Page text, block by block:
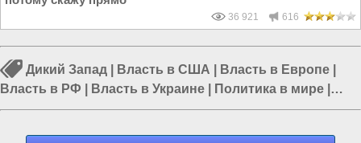
36 921 616
Дикий Запад Власть в США Власть в Европе
Власть в РФ
Власть в Украине Политика в мире
Россия и Запад